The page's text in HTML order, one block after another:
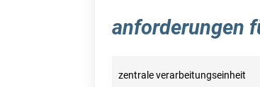
anforderungen
zentrale verarbeitungseinheit